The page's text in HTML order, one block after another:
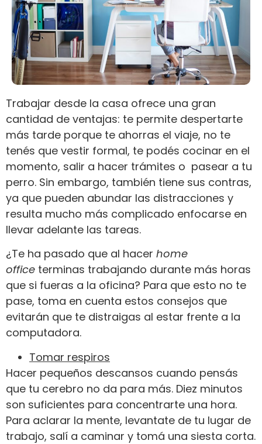
Trabajar desde la casa ofrece una gran
cantidad de ventajas: te permite despertarte
más tarde porque te ahorras el viaje, no te
tenés que vestir formal, te podés cocinar en el
momento, salir a hacer trámites o pasear a tu
perro. Sin embargo, también tiene sus contras,
ya que pueden abundar las distracciones y
resulta mucho más complicado enfocarse en
llevar adelante las tareas.
¿Te ha pasado que al hacer home
office terminas trabajando durante más horas
que si fueras a la oficina? Para que esto no te
pase, toma en cuenta estos consejos que
evitarán que te distraigas al estar frente a la
computadora.
Tomar respiros
Hacer pequeños descansos cuando pensás
que tu cerebro no da para más. Diez minutos
son suficientes para concentrarte una hora.
Para aclarar la mente, levantate de tu lugar de
trabajo, salí a caminar y tomá una siesta corta.